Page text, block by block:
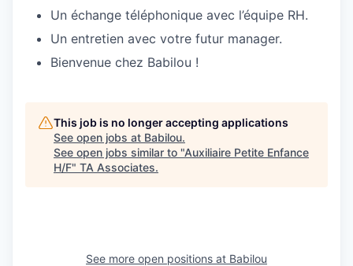
Un échange téléphonique avec l’équipe RH.
Un entretien avec votre futur manager.
Bienvenue chez Babilou !
This job is no longer accepting applications
See open jobs at Babilou.
See open jobs similar to "Auxiliaire Petite Enfance
H/F" TA Associates.
See more open positions at Babilou